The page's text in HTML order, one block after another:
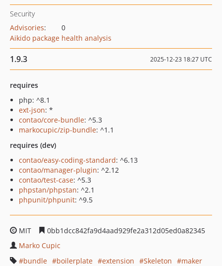
Security
Advisories:
0
Aikido package health analysis
1.9.3 2025-12-23 18:27 UTC
requires
php: ^8.1
ext-json: *
contao/core-bundle: ^5.3
markocupic/zip-bundle: ^1.1
requires (dev)
contao/easy-coding-standard: ^6.13
contao/manager-plugin: ^2.12
contao/test-case: ^5.3
phpstan/phpstan: ^2.1
phpunit/phpunit: ^9.5
MIT
0bb1dcc842fa9d4aad929fe2a312d05ed0a82345
Marko Cupic
bundle
boilerplate extension Skeleton
maker